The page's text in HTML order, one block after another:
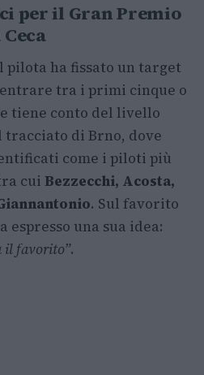
per il Gran Premio
pilota ha fissato un target
tra i primi cinque o
tiene conto del livello
di Brno, dove
come i piloti più
cui Bezzecchi, Acosta,
. Sul favorito
espresso una sua idea:
il favorito”.